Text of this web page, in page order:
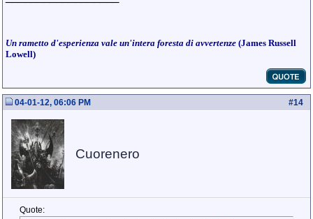
Un rametto d'esperienza vale un'intera foresta di avvertenze (James Russell
Lowell)
#14
04-01-12, 06:06 PM
Cuorenero
Quote: